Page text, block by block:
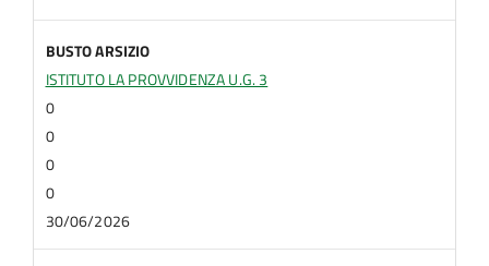
BUSTO ARSIZIO
ISTITUTO LA PROVVIDENZA U.G. 3
0
0
0
0
30/06/2026